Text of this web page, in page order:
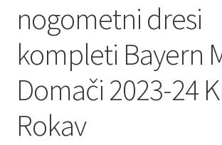
nogometni dresi
kompleti Bayern
Domači 2023-24
Rokav